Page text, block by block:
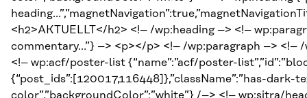
<h2>AKTUELLT</h2> <!– /wp:heading –> <!–
commentary…”} –> <p></p> <!– /wp:paragraph –> <!–
<!– wp:acf/poster-list {“name”:”acf/poster-
{“post_ids”:[120017,116448]},”className”:”has-dark-
color”,”backgroundColor”:”white”} /–> <!– wp:sitra/